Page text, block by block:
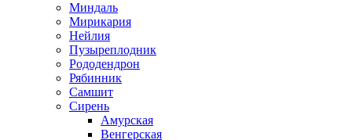
Миндаль
Мирикария
Нейлия
Пузыреплодник
Рододендрон
Рябинник
Самшит
Сирень
Амурская
Венгерская